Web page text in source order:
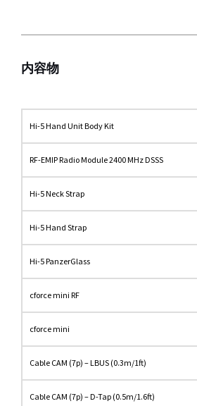
内容物
Hi-5 Hand Unit Body Kit
RF-EMIP Radio Module 2400 MHz DSSS
Hi-5 Neck Strap
Hi-5 Hand Strap
Hi-5 PanzerGlass
cforce mini RF
cforce mini
Cable CAM (7p) – LBUS (0.3m/1ft)
Cable CAM (7p) – D-Tap (0.5m/1.6ft)